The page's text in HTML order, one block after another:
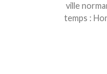
ville
temps :